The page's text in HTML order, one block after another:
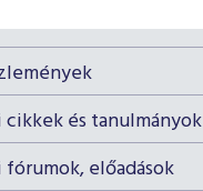
cikkek és tanulmányok
fórumok, előadások